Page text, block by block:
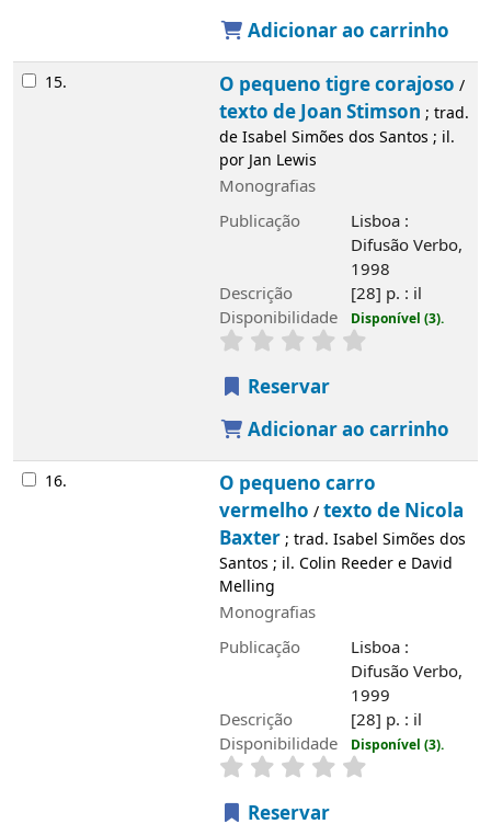
Adicionar ao carrinho
15. O pequeno tigre corajoso /
texto de Joan Stimson ; trad.
de Isabel Simões dos Santos ; il.
por Jan Lewis
Monografias
Publicação
Lisboa :
Difusão Verbo,
1998
Descrição
[28] p. : il
Disponibilidade
Disponível (3).
Reservar
Adicionar ao carrinho
16.
O pequeno carro
vermelho /texto de Nicola
Baxter; trad. Isabel Simões dos
Santos ; il. Colin Reeder e David
Melling
Monografias
Publicação
Lisboa :
Difusão Verbo,
1999
Descrição
[28] p. : il
Disponibilidade
Disponível (3).
Reservar